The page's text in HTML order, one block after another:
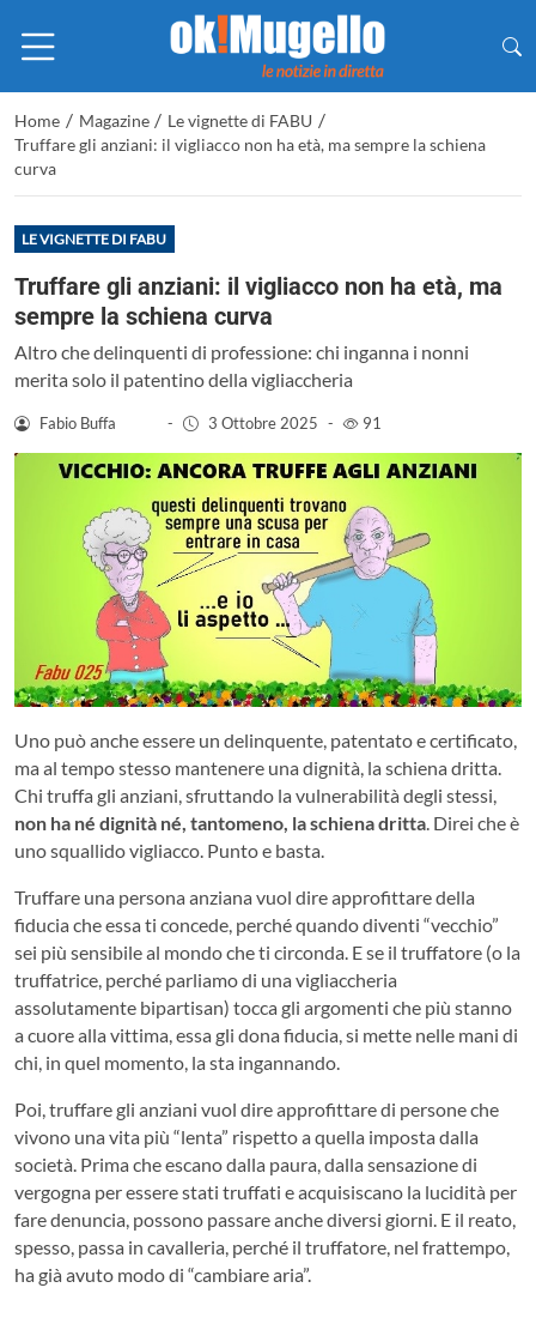
Home / Magazine / Le vignette di FABU /
Truffare gli anziani: il vigliacco non ha età, ma sempre la schiena
curva
LE VIGNETTE DI FABU
Truffare gli anziani: il vigliacco non ha età, ma
sempre la schiena curva
Altro che delinquenti di professione: chi inganna i nonni
merita solo il patentino della vigliaccheria
Fabio Buffa - 3 Ottobre 2025 - 91
Uno può anche essere un delinquente, patentato e certificato,
ma al tempo stesso mantenere una dignità, la schiena dritta.
Chi truffa gli anziani, sfruttando la vulnerabilità degli stessi,
non ha né dignità né, tantomeno, la schiena dritta. Direi che è
uno squallido vigliacco. Punto e basta.
Truffare una persona anziana vuol dire approfittare della
fiducia che essa ti concede, perché quando diventi “vecchio”
sei più sensibile al mondo che ti circonda. E se il truffatore (o la
truffatrice, perché parliamo di una vigliaccheria
assolutamente bipartisan) tocca gli argomenti che più stanno
a cuore alla vittima, essa gli dona fiducia, si mette nelle mani di
chi, in quel momento, la sta ingannando.
Poi, truffare gli anziani vuol dire approfittare di persone che
vivono una vita più “lenta” rispetto a quella imposta dalla
società. Prima che escano dalla paura, dalla sensazione di
vergogna per essere stati truffati e acquisiscano la lucidità per
fare denuncia, possono passare anche diversi giorni. E il reato,
spesso, passa in cavalleria, perché il truffatore, nel frattempo,
ha già avuto modo di “cambiare aria”.